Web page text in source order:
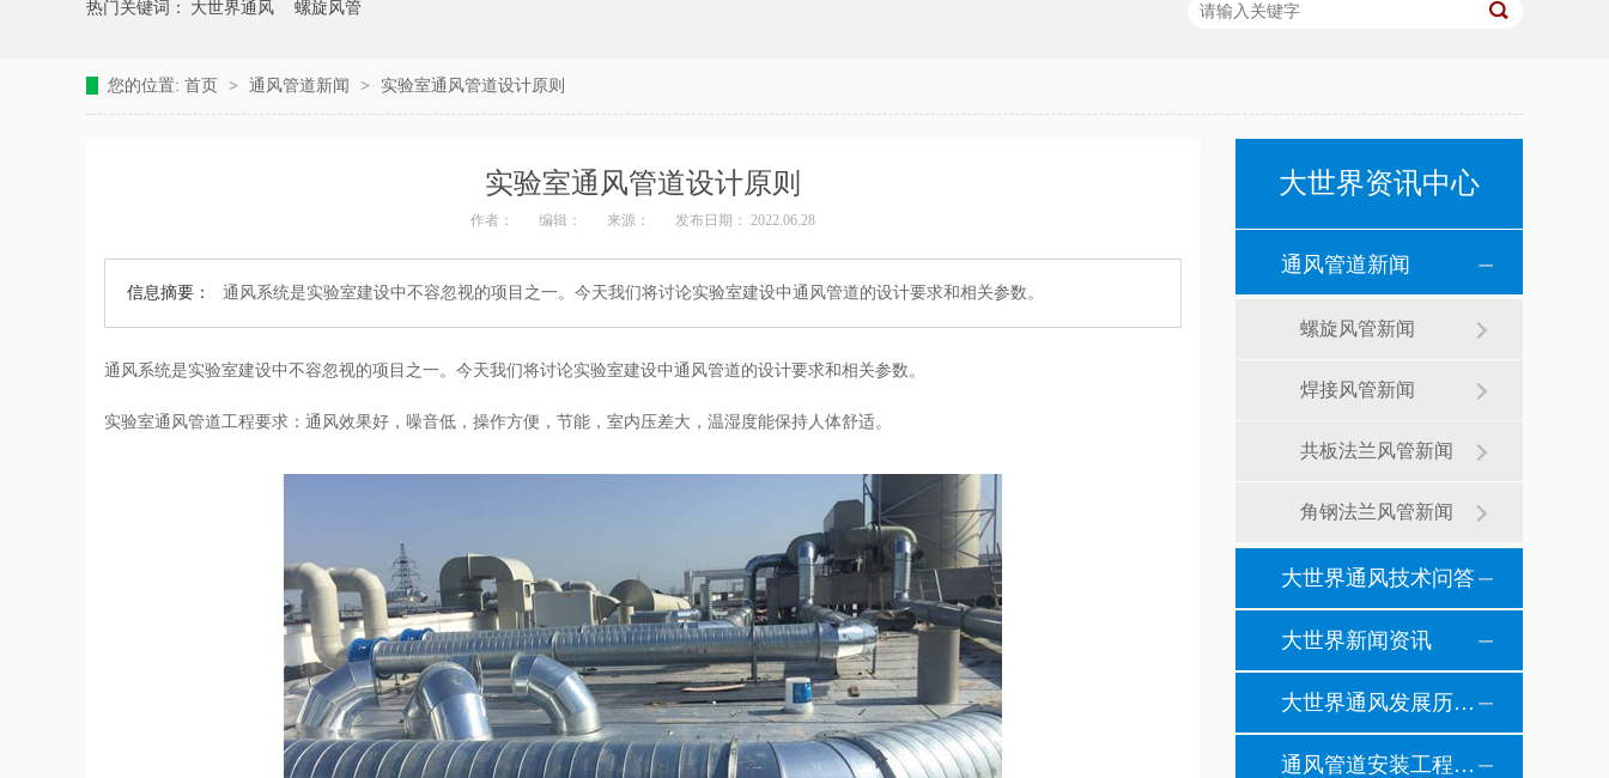
热门关键词： 大世界通风 螺旋风管
您的位置: 首页 > 通风管道新闻 > 实验室通风管道设计原则
实验室通风管道设计原则
作者： 编辑： 来源： 发布日期： 2022.06.28
信息摘要： 通风系统是实验室建设中不容忽视的项目之一。今天我们将讨论实验室建设中通风管道的设计要求和相关参数。
通风系统是实验室建设中不容忽视的项目之一。今天我们将讨论实验室建设中通风管道的设计要求和相关参数。
实验室通风管道工程要求：通风效果好，噪音低，操作方便，节能，室内压差大，温湿度能保持人体舒适。
大世界资讯中心
通风管道新闻
螺旋风管新闻
焊接风管新闻
共板法兰风管新闻
角钢法兰风管新闻
大世界通风技术问答
大世界新闻资讯
大世界通风发展历程纪事
通风管道安装工程风管安装现场施工案例